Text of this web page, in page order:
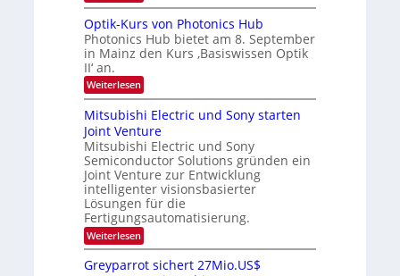
h
s
t
u
m
m
e
r
s
t
e
n
H
a
l
b
j
a
h
e
u
s
-
S
m
i
a
r
K
-
E
i
s
a
z
n
i
m
m
t
i
n
d
e
r
A
Optik-Kurs von Photonics Hub
Photonics Hub bietet am 8. September
in Mainz den Kurs ‚Basiswissen Optik
II‘ an.
Weiterlesen:
O
p
t
i
k
-
K
u
r
s
v
o
n
P
h
Mitsubishi Electric und Sony starten
Joint Venture
Mitsubishi Electric und Sony
Semiconductor Solutions gründen ein
Joint Venture zur Entwicklung
intelligenter visionsbasierter
Lösungen für die
Fertigungsautomatisierung.
Weiterlesen:
M
t
Greyparrot sichert 27Mio.US$